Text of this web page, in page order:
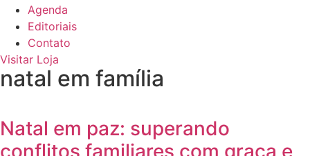
Agenda
Editoriais
Contato
Visitar Loja
natal em família
Natal em paz: superando
conflitos familiares com graça e